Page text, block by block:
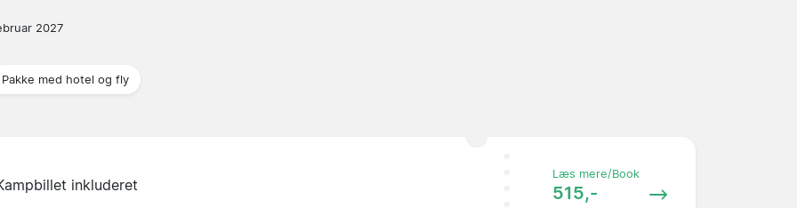
2027
Pakke med hotel og fly
inkluderet
Læs mere/Book
515,-